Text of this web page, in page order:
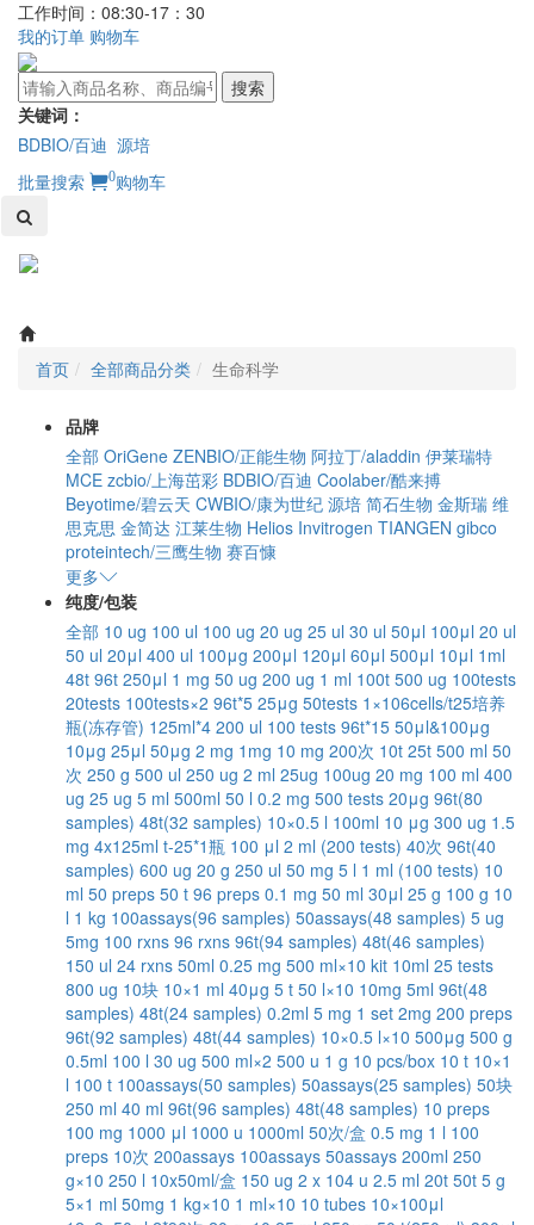
工作时间：08:30-17：30
我的订单 购物车
搜索
关键词：
BDBIO/百迪 源培
批量搜索
0购物车
首页 全部商品分类 生命科学
品牌
全部 OriGene ZENBIO/正能生物 阿拉丁/aladdin 伊莱瑞特
MCE zcbio/上海茁彩 BDBIO/百迪 Coolaber/酷来搏
Beyotime/碧云天 CWBIO/康为世纪 源培 简石生物 金斯瑞 维
思克思 金简达 江莱生物 Helios Invitrogen TIANGEN gibco
proteintech/三鹰生物 赛百慷
更多
纯度/包装
全部 10 ug 100 ul 100 ug 20 ug 25 ul 30 ul 50μl 100μl 20 ul
50 ul 20μl 400 ul 100μg 200μl 120μl 60μl 500μl 10μl 1ml
48t 96t 250μl 1 mg 50 ug 200 ug 1 ml 100t 500 ug 100tests
20tests 100tests×2 96t*5 25μg 50tests 1×106cells/t25培养
瓶(冻存管) 125ml*4 200 ul 100 tests 96t*15 50μl&100μg
10μg 25μl 50μg 2 mg 1mg 10 mg 200次 10t 25t 500 ml 50
次 250 g 500 ul 250 ug 2 ml 25ug 100ug 20 mg 100 ml 400
ug 25 ug 5 ml 500ml 50 l 0.2 mg 500 tests 20μg 96t(80
samples) 48t(32 samples) 10×0.5 l 100ml 10 μg 300 ug 1.5
mg 4x125ml t-25*1瓶 100 μl 2 ml (200 tests) 40次 96t(40
samples) 600 ug 20 g 250 ul 50 mg 5 l 1 ml (100 tests) 10
ml 50 preps 50 t 96 preps 0.1 mg 50 ml 30μl 25 g 100 g 10
l 1 kg 100assays(96 samples) 50assays(48 samples) 5 ug
5mg 100 rxns 96 rxns 96t(94 samples) 48t(46 samples)
150 ul 24 rxns 50ml 0.25 mg 500 ml×10 kit 10ml 25 tests
800 ug 10块 10×1 ml 40μg 5 t 50 l×10 10mg 5ml 96t(48
samples) 48t(24 samples) 0.2ml 5 mg 1 set 2mg 200 preps
96t(92 samples) 48t(44 samples) 10×0.5 l×10 500μg 500 g
0.5ml 100 l 30 ug 500 ml×2 500 u 1 g 10 pcs/box 10 t 10×1
l 100 t 100assays(50 samples) 50assays(25 samples) 50块
250 ml 40 ml 96t(96 samples) 48t(48 samples) 10 preps
100 mg 1000 μl 1000 u 1000ml 50次/盒 0.5 mg 1 l 100
preps 10次 200assays 100assays 50assays 200ml 250
g×10 250 l 10x50ml/盒 150 ug 2 x 104 u 2.5 ml 20t 50t 5 g
5×1 ml 50mg 1 kg×10 1 ml×10 10 tubes 10×100μl